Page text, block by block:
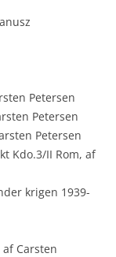
Petersen
Petersen
Petersen
Kdo.3/II Rom, af
krigen 1939-
af Carsten